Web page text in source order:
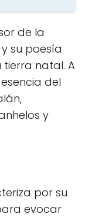
de la
su poesía
natal. A
del
y
por su
evocar